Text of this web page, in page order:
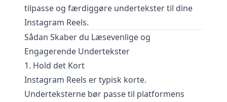
tilpasse og færdiggøre undertekster til dine
Instagram Reels.
Sådan Skaber du Læsevenlige og
Engagerende Undertekster
1. Hold det Kort
Instagram Reels er typisk korte.
Underteksterne bør passe til platformens